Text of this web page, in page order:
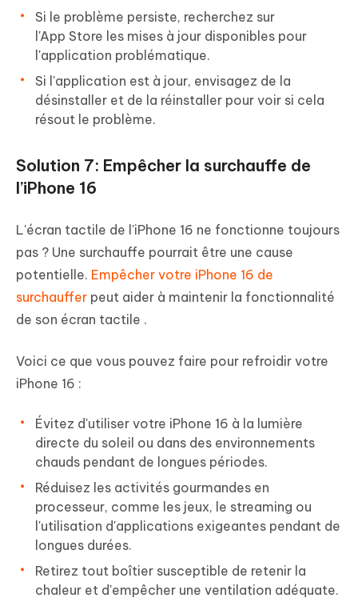
Si le problème persiste, recherchez sur
l'App Store les mises à jour disponibles pour
l'application problématique.
Si l'application est à jour, envisagez de la
désinstaller et de la réinstaller pour voir si cela
résout le problème.
Solution 7: Empêcher la surchauffe de
l’iPhone 16
L'écran tactile de l'iPhone 16 ne fonctionne toujours
pas ? Une surchauffe pourrait être une cause
potentielle. Empêcher votre iPhone 16 de
surchauffer peut aider à maintenir la fonctionnalité
de son écran tactile .
Voici ce que vous pouvez faire pour refroidir votre
iPhone 16 :
Évitez d'utiliser votre iPhone 16 à la lumière
directe du soleil ou dans des environnements
chauds pendant de longues périodes.
Réduisez les activités gourmandes en
processeur, comme les jeux, le streaming ou
l'utilisation d'applications exigeantes pendant de
longues durées.
Retirez tout boîtier susceptible de retenir la
chaleur et d'empêcher une ventilation adéquate.